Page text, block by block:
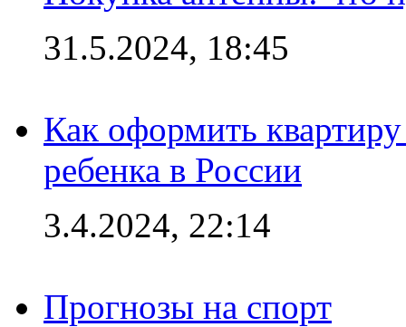
31.5.2024, 18:45
Как оформить
ребенка в России
3.4.2024, 22:14
Прогнозы на спорт